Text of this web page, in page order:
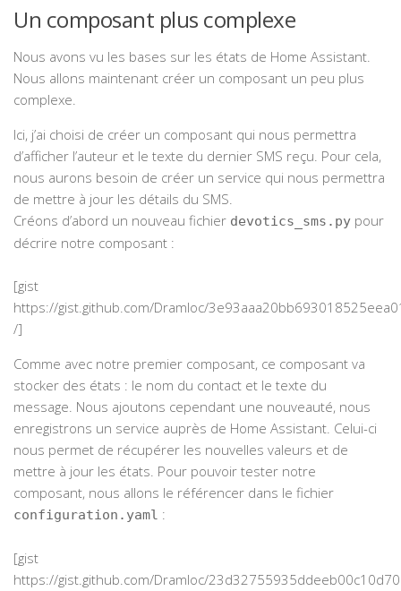
Un composant plus complexe
Nous avons vu les bases sur les états de Home Assistant.
Nous allons maintenant créer un composant un peu plus
complexe.
Ici, j’ai choisi de créer un composant qui nous permettra
d’afficher l’auteur et le texte du dernier SMS reçu. Pour cela,
nous aurons besoin de créer un service qui nous permettra
de mettre à jour les détails du SMS.
Créons d’abord un nouveau fichier devotics_sms.py pour
décrire notre composant :
[gist
https://gist.github.com/Dramloc/
/]
Comme avec notre premier composant, ce composant va
stocker des états : le nom du contact et le texte du
message. Nous ajoutons cependant une nouveauté, nous
enregistrons un service auprès de Home Assistant. Celui-ci
nous permet de récupérer les nouvelles valeurs et de
mettre à jour les états. Pour pouvoir tester notre
composant, nous allons le référencer dans le fichier
configuration.yaml :
[gist
https://gist.github.com/Dramloc/